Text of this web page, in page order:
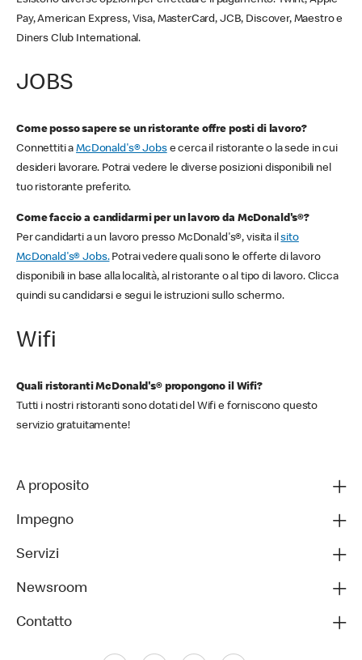
Pay, American Express, Visa, MasterCard, JCB, Discover, Maestro e
Diners Club International.
JOBS
Come posso sapere se un ristorante offre posti di lavoro?
Connettiti aMcDonald's® Jobse cerca il ristorante o la sede in cui
desideri lavorare. Potrai vedere le diverse posizioni disponibili nel
tuo ristorante preferito.
Come faccio a candidarmi per un lavoro da McDonald's®?
Per candidarti a un lavoro presso McDonald's®, visita ilsito
McDonald's® Jobs.Potrai vedere quali sono le offerte di lavoro
disponibili in base alla località, al ristorante o al tipo di lavoro. Clicca
quindi su candidarsi e segui le istruzioni sullo schermo.
Wifi
Quali ristoranti McDonald's® propongono il Wifi?
Tutti i nostri ristoranti sono dotati del Wifi e forniscono questo
servizio gratuitamente!
A proposito
Impegno
Servizi
Newsroom
Contatto